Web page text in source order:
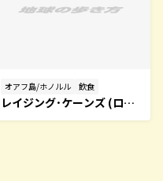
オアフ島/ホノルル 飲食
レイジング･ケーンズ (ロイ
ヤル･ハワイアン･センター